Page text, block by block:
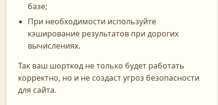
базе;
При необходимости используйте
кэширование результатов при дорогих
вычислениях.
Так ваш шорткод не только будет работать
корректно, но и не создаст угроз безопасности
для сайта.